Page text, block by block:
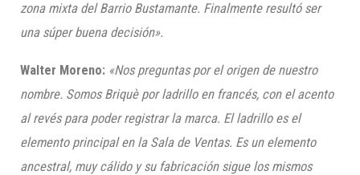
zona mixta del Barrio Bustamante. Finalmente resultó ser
una súper buena decisión».
Walter Moreno: «Nos preguntas por el origen de nuestro
nombre. Somos Briquè por ladrillo en francés, con el acento
al revés para poder registrar la marca. El ladrillo es el
elemento principal en la Sala de Ventas. Es un elemento
ancestral, muy cálido ysufabricación sigue los mismos